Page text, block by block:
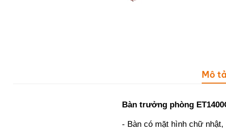
Mô
Bàn trưởng phòng
- Bàn có mặt hình chữ